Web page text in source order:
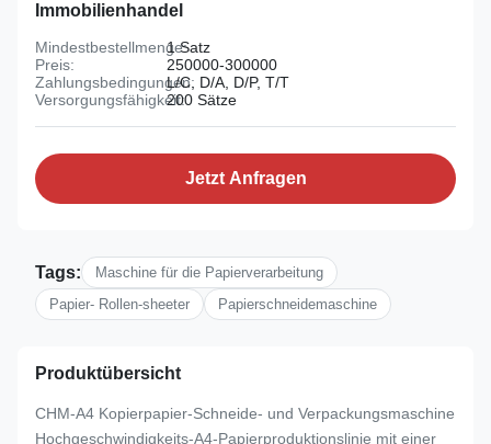
Immobilienhandel
Mindestbestellmenge:1 Satz
Preis:
250000-300000
Zahlungsbedingungen:L/C, D/A, D/P, T/T
Versorgungsfähigkeit:200 Sätze
Jetzt Anfragen
Tags:
Maschine für die Papierverarbeitung
Papier- Rollen-sheeter
Papierschneidemaschine
Produktübersicht
CHM-A4 Kopierpapier-Schneide- und Verpackungsmaschine
Hochgeschwindigkeits-A4-Papierproduktionslinie mit einer